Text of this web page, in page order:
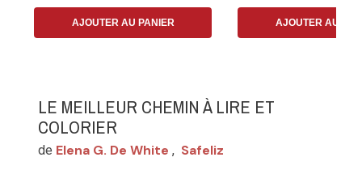
AJOUTER AU PANIER AJOUTER AU
LE MEILLEUR CHEMIN À LIRE ET
COLORIER
de Elena G. De White , Safeliz